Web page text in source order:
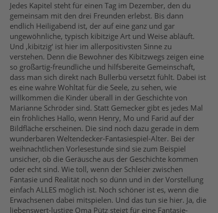
Jedes Kapitel steht für einen Tag im Dezember, den du
gemeinsam mit den drei Freunden erlebst. Bis dann
endlich Heiligabend ist, der auf eine ganz und gar
ungewöhnliche, typisch kibitzige Art und Weise abläuft.
Und ‚kibitzig‘ ist hier im allerpositivsten Sinne zu
verstehen. Denn die Bewohner des Kibitzwegs zeigen eine
so großartig-freundliche und hilfsbereite Gemeinschaft,
dass man sich direkt nach Bullerbü versetzt fühlt. Dabei ist
es eine wahre Wohltat für die Seele, zu sehen, wie
willkommen die Kinder überall in der Geschichte von
Marianne Schröder sind. Statt Gemecker gibt es jedes Mal
ein fröhliches Hallo, wenn Henry, Mo und Farid auf der
Bildfläche erscheinen. Die sind noch dazu gerade in dem
wunderbaren Weltendecker-Fantasiespiel-Alter. Bei der
weihnachtlichen Vorlesestunde sind sie zum Beispiel
unsicher, ob die Geräusche aus der Geschichte kommen
oder echt sind. Wie toll, wenn der Schleier zwischen
Fantasie und Realität noch so dünn und in der Vorstellung
einfach ALLES möglich ist. Noch schöner ist es, wenn die
Erwachsenen dabei mitspielen. Und das tun sie hier. Ja, die
liebenswert-lustige Oma Pütz steigt für eine Fantasie-